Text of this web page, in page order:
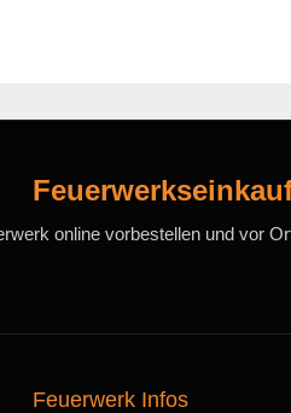
online vorbestellen und vor
Feuerwerk Infos